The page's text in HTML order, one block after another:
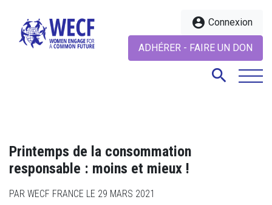
account_circle Connexion
ADHÉRER - FAIRE UN DON
search
Printemps de la consommation
responsable : moins et mieux !
PAR WECF FRANCE LE 29 MARS 2021